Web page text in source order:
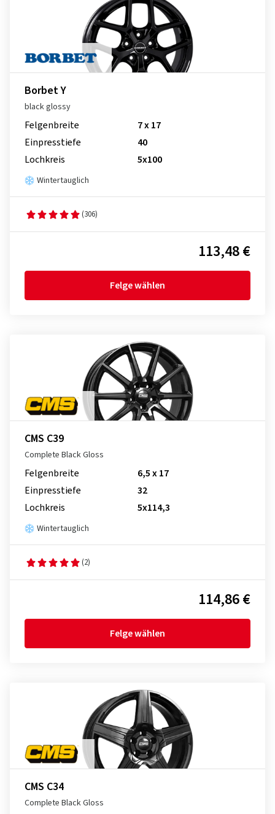
Borbet Y
black glossy
Felgenbreite
7 x 17
Einpresstiefe
40
Lochkreis
5x100
Wintertauglich
(306)
113,48 €
Felge wählen
CMS C39
Complete Black Gloss
Felgenbreite
6,5 x 17
Einpresstiefe
32
Lochkreis
5x114,3
Wintertauglich
(2)
114,86 €
Felge wählen
CMS C34
Complete Black Gloss